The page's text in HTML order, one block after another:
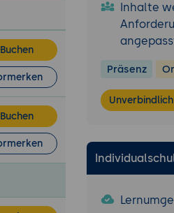
in Gruppenarbeiten
Buchen
Buchen
Inhalte
Präsenz